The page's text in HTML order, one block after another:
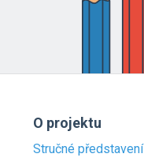
O projektu
Stručné představení